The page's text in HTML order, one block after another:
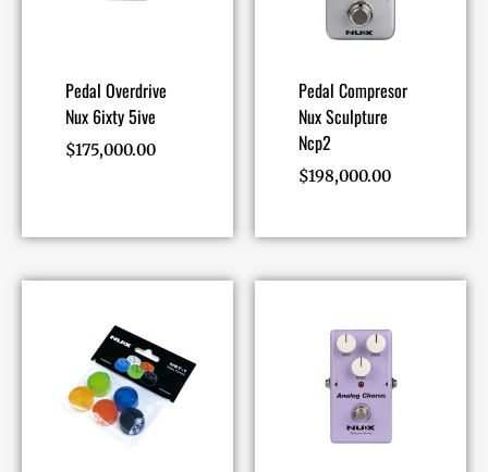
Pedal Overdrive
Nux 6ixty 5ive
$175,000.00
Pedal Compresor
Nux Sculpture
Ncp2
$198,000.00